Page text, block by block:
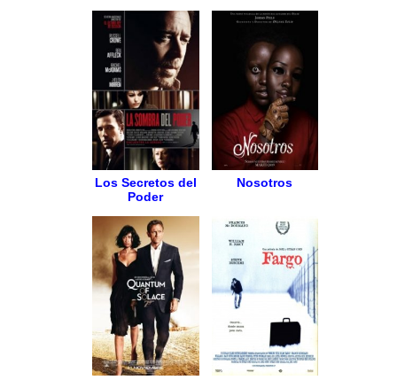
Los Secretos del
Poder
Nosotros